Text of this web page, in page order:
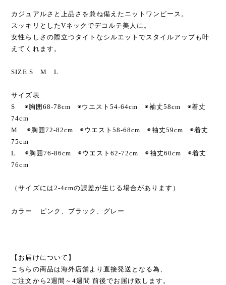
カジュアルさと上品さを兼ね備えたニットワンピース。
スッキリとしたVネックでデコルテ美人に。
女性らしさの際立つタイトなシルエットでスタイルアップも叶
えてくれます。
SIZE S M L
サイズ表
S ◉胸囲68-78cm ◉ウエスト54-64cm ◉袖丈58cm ◉着丈
74cm
M ◉胸囲72-82cm ◉ウエスト58-68cm ◉袖丈59cm ◉着丈
75cm
L ◉胸囲76-86cm ◉ウエスト62-72cm ◉袖丈60cm ◉着丈
76cm
（サイズには2-4cmの誤差が生じる場合があります）
カラー ピンク、ブラック、グレー
【お届けについて】
こちらの商品は海外店舗より直接発送となる為、
ご注文から2週間～4週間 前後でお届け致します。